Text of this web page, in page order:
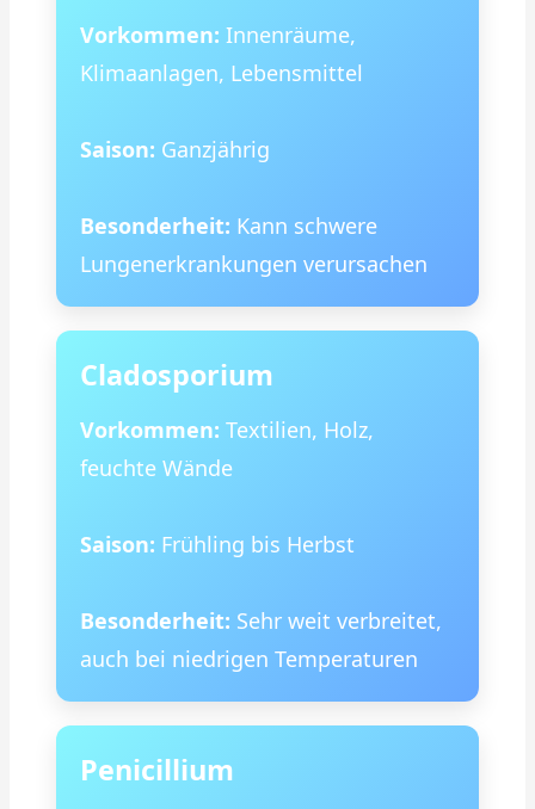
Vorkommen: Innenräume,
Klimaanlagen, Lebensmittel
Saison: Ganzjährig
Besonderheit: Kann schwere
Lungenerkrankungen verursachen
Cladosporium
Vorkommen: Textilien, Holz,
feuchte Wände
Saison: Frühling bis Herbst
Besonderheit: Sehr weit verbreitet,
auch bei niedrigen Temperaturen
Penicillium